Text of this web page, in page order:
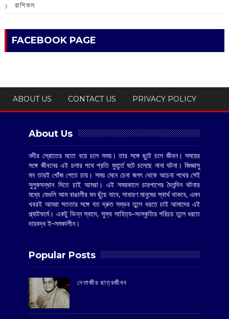
রাশিফল
FACEBOOK PAGE
ABOUT US CONTACT US PRIVACY POLICY
About Us
নদীর স্রোতের মতো বয়ে চলে সময়। তার সঙ্গে ছুটে চলে জীবন। সময়ের
সঙ্গে জীবনের এই চলার পথে প্রতি মুহূর্তে ঘটে চলেছে নানা ঘটনা। জিজ্ঞাসু
মন তারই খোঁজ পেতে চায়। সময় মেনে চেনা জগৎ থেকে অচেনা পথের সেই
সুলুকসন্ধান দিতে চাই আমরা। এই সময়কালে চারপাশের দৈনন্দিন ঘটনার
মধ্যে যেগুলি আম বাঙালীর মন ছুঁয়ে যাবে, সাধারণ মানুষের স্বার্থ থাকবে, এমন
খবরই আমরা সততার সঙ্গে যত দ্রুত সম্ভব তুলে ধরতে চাই আমাদের এই
প্ল্যাটফর্মে। একটু ভিন্ন স্বাদে, সুস্থ সাহিত্য–সংস্কৃতির পরিচয় তুলে ধরতে
দায়বদ্ধ ই–সমকালীন।
Popular Posts
‌নেতাজীর ছাত্রজীবন